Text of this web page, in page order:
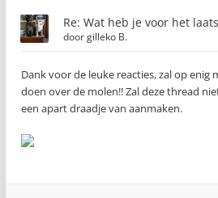
Re: Wat heb je voor het
doorgilleko B.
Dank voor de leuke reacties, zal op enig
doen over de molen!! Zal deze thread
een apart draadje van aanmaken.